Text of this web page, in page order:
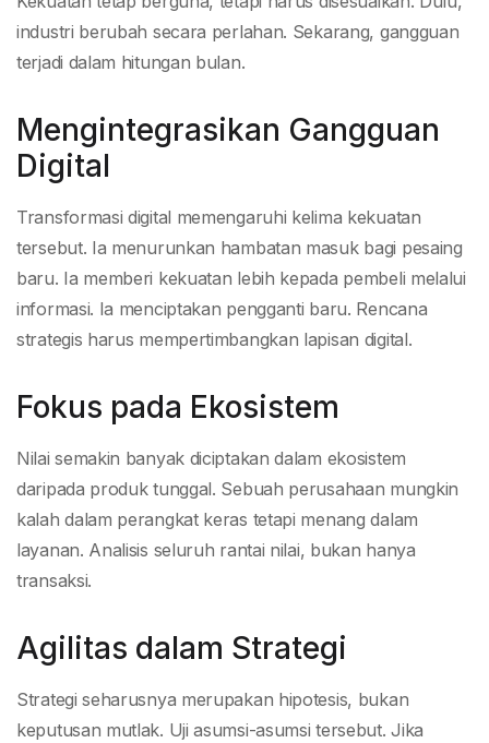
industri berubah secara perlahan. Sekarang, gangguan
terjadi dalam hitungan bulan.
Mengintegrasikan Gangguan
Digital
Transformasi digital memengaruhi kelima kekuatan
tersebut. Ia menurunkan hambatan masuk bagi pesaing
baru. Ia memberi kekuatan lebih kepada pembeli melalui
informasi. Ia menciptakan pengganti baru. Rencana
strategis harus mempertimbangkan lapisan digital.
Fokus pada Ekosistem
Nilai semakin banyak diciptakan dalam ekosistem
daripada produk tunggal. Sebuah perusahaan mungkin
kalah dalam perangkat keras tetapi menang dalam
layanan. Analisis seluruh rantai nilai, bukan hanya
transaksi.
Agilitas dalam Strategi
Strategi seharusnya merupakan hipotesis, bukan
keputusan mutlak. Uji asumsi-asumsi tersebut. Jika